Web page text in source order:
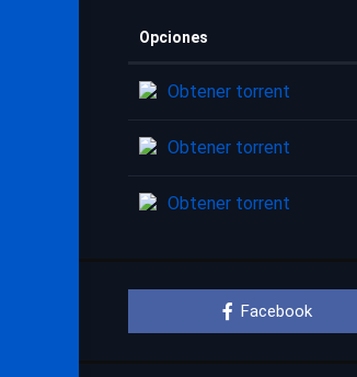
Opciones
Obtener torrent
Obtener torrent
Obtener torrent
Facebook